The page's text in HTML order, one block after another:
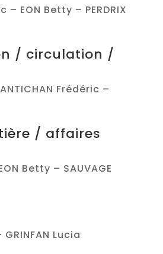
– EON Betty – PERDRIX
/ circulation /
Frédéric –
/ affaires
Betty – SAUVAGE
Lucia